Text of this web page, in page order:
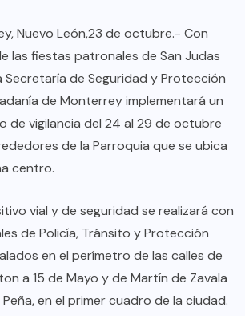
Nuevo León,23 de octubre.- Con
las fiestas patronales de San Judas
Secretaría de Seguridad y Protección
de Monterrey implementará un
de vigilancia del 24 al 29 de octubre
de la Parroquia que se ubica
centro.
vial y de seguridad se realizará con
de Policía, Tránsito y Protección
en el perímetro de las calles de
a 15 de Mayo y de Martín de Zavala
Peña, en el primer cuadro de la ciudad.